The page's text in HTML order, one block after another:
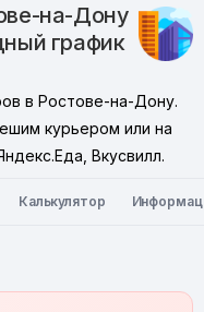
на-Дону
график
в Ростове-на-Дону.
курьером или на
Вкусвилл.
Калькулятор